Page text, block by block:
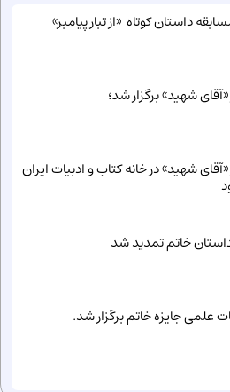
داستان کوتاه «از تبار پیامبر»
شهید» برگزار شد؛
شهید» در خانه کتاب و ادبیات ایران
خاتم تمدید شد
علمی جایزه خاتم برگزار شد.